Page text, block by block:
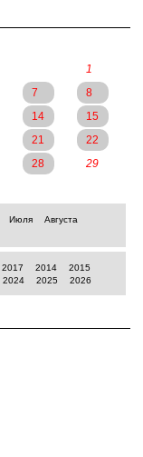
велосипеда от
в
1
7
8
14
15
21
22
28
29
Июля
Августа
2017 2014
2015
2024 2025 2026